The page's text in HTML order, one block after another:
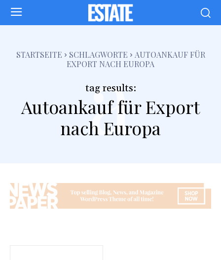
STARTSEITE SCHLAGWORTE
AUTOANKAUF FÜR
EXPORT NACH EUROPA
tag results:
Autoankauf für Export
nach Europa
a